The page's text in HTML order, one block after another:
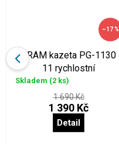
–17 %
SRAM kazeta PG-1130
11 rychlostní
Skladem (2 ks)
1 690 Kč
1 390 Kč
Detail